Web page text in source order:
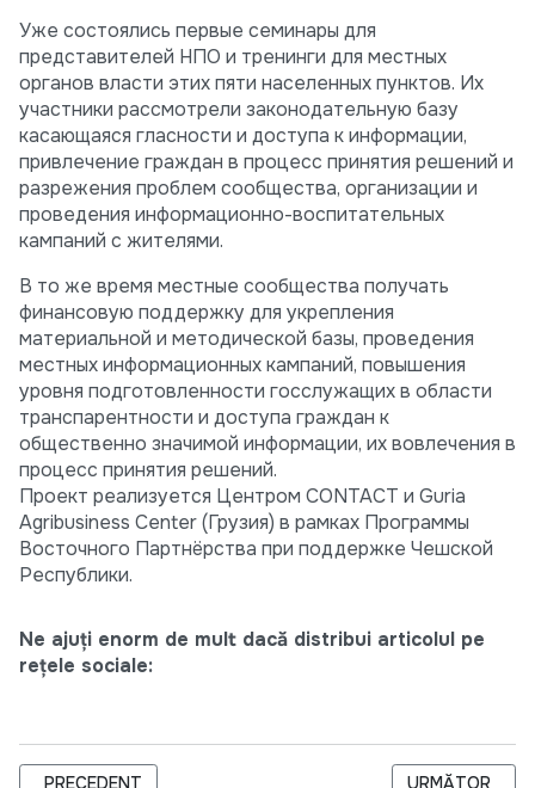
Уже состоялись первые семинары для
представителей НПО и тренинги для местных
органов власти этих пяти населенных пунктов. Их
участники рассмотрели законодательную базу
касающаяся гласности и доступа к информации,
привлечение граждан в процесс принятия решений и
разрежения проблем сообщества, организации и
проведения информационно-воспитательных
кампаний с жителями.
В то же время местные сообщества получать
финансовую поддержку для укрепления
материальной и методической базы, проведения
местных информационных кампаний, повышения
уровня подготовленности госслужащих в области
транспарентности и доступа граждан к
общественно значимой информации, их вовлечения в
процесс принятия решений.
Проект реализуется Центром CONTACT и Guria
Agribusiness Center (Грузия) в рамках Программы
Восточного Партнёрства при поддержке Чешской
Республики.
Ne ajuți enorm de mult dacă distribui articolul pe
rețele sociale:
ARTICOL PRECEDENT: ORGANIZAŢIILOR SOCIETĂŢII CIVILE
PRECEDENT ARTICOLUL
URMĂTOR